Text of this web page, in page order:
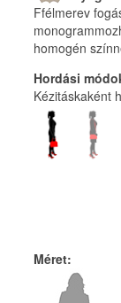
Ffélmerev
homogén
Hordási
Kézitáskaként
Méret: